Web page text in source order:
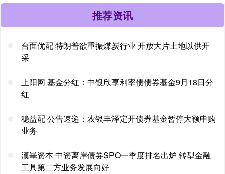
推荐资讯
台面优配 特朗普欲重振煤炭行业 开放大片土地以供开
采
上阳网 基金分红：中银欣享利率债债券基金9月18日分
红
稳益配 公告速递：农银丰泽定开债券基金暂停大额申购
业务
漢崋资本 中资离岸债券SPO一季度排名出炉 转型金融
工具第二方业务发展向好